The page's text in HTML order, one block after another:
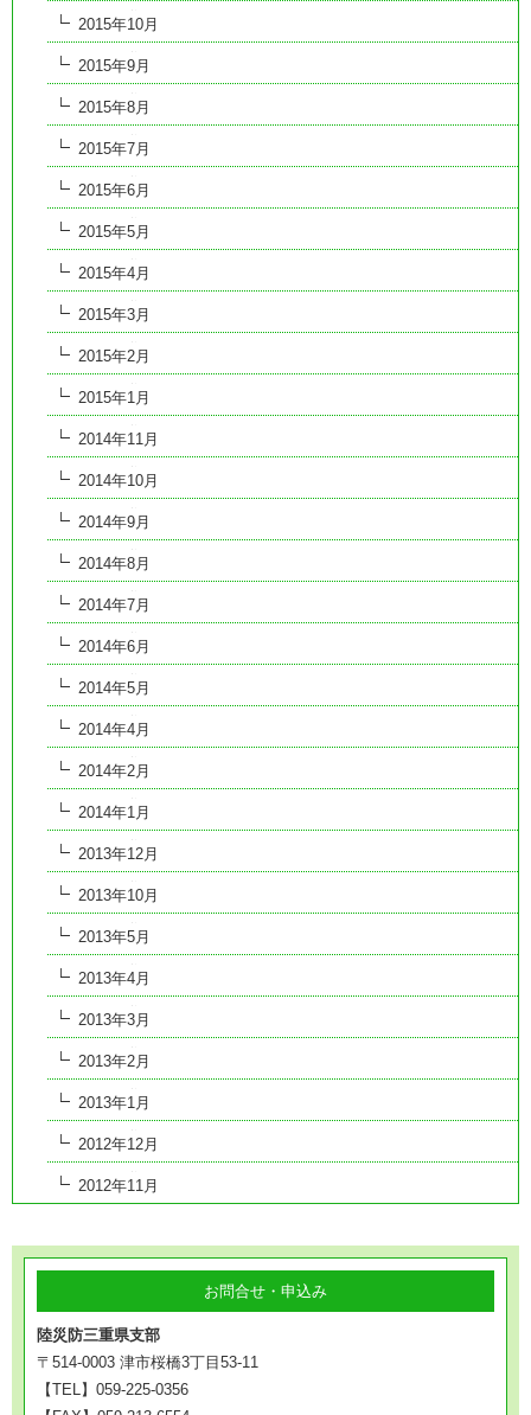
2015年10月
2015年9月
2015年8月
2015年7月
2015年6月
2015年5月
2015年4月
2015年3月
2015年2月
2015年1月
2014年11月
2014年10月
2014年9月
2014年8月
2014年7月
2014年6月
2014年5月
2014年4月
2014年2月
2014年1月
2013年12月
2013年10月
2013年5月
2013年4月
2013年3月
2013年2月
2013年1月
2012年12月
2012年11月
お問合せ・申込み
陸災防三重県支部
〒514-0003 津市桜橋3丁目53-11
【TEL】059-225-0356